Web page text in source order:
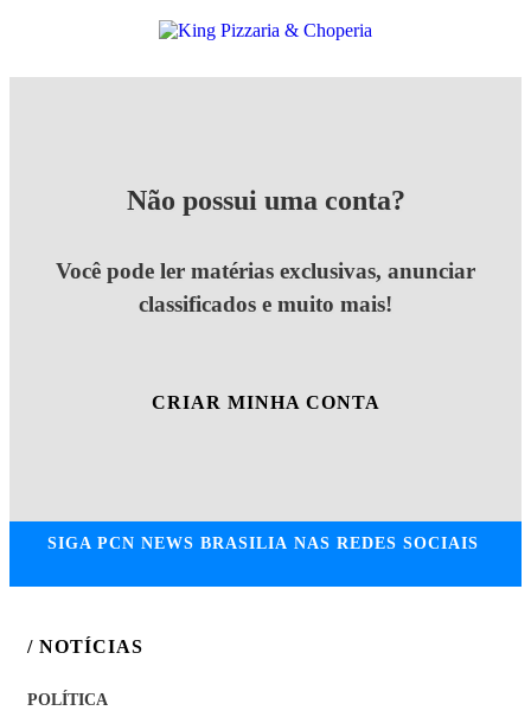
Não possui uma conta?
Você pode ler matérias exclusivas, anunciar
classificados e muito mais!
CRIAR MINHA CONTA
SIGA PCN NEWS BRASILIA NAS REDES SOCIAIS
/ NOTÍCIAS
POLÍTICA